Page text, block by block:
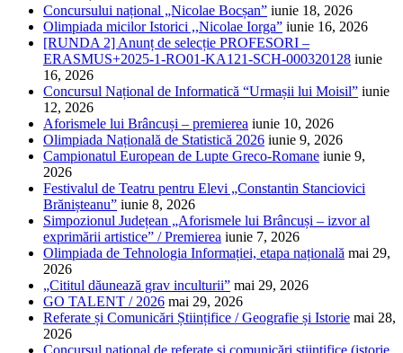
Concursului național „Nicolae Bocșan” iunie 18, 2026
Olimpiada micilor Istorici ,,Nicolae Iorga” iunie 16, 2026
[RUNDA 2] Anunț de selecție PROFESORI –
ERASMUS+2025-1-RO01-KA121-SCH-000320128 iunie
16, 2026
Concursul Național de Informatică “Urmașii lui Moisil” iunie
12, 2026
Aforismele lui Brâncuși – premierea iunie 10, 2026
Olimpiada Națională de Statistică 2026 iunie 9, 2026
Campionatul European de Lupte Greco-Romane iunie 9,
2026
Festivalul de Teatru pentru Elevi „Constantin Stanciovici
Brănișteanu” iunie 8, 2026
Simpozionul Județean „Aforismele lui Brâncuși – izvor al
exprimării artistice” / Premierea iunie 7, 2026
Olimpiada de Tehnologia Informației, etapa națională mai 29,
2026
„Cititul dăunează grav inculturii” mai 29, 2026
GO TALENT / 2026 mai 29, 2026
Referate și Comunicări Științifice / Geografie și Istorie mai 28,
2026
Concursul național de referate și comunicări științifice (istorie